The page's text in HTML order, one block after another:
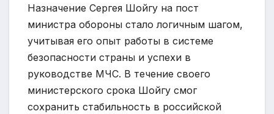
Назначение Сергея Шойгу на пост
министра обороны стало логичным шагом,
учитывая его опыт работы в системе
безопасности страны и успехи в
руководстве МЧС. В течение своего
министерского срока Шойгу смог
сохранить стабильность в российской